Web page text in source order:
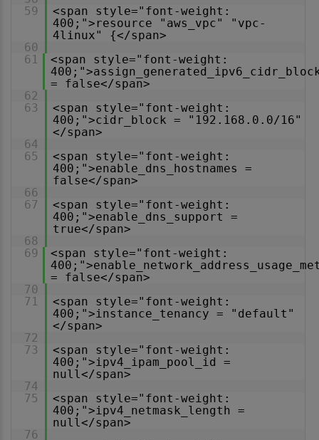
59
<span style="font-weight:
400;">resource "aws_vpc" "vpc-
4linux" {</span>
60
61
<span style="font-weight:
= false</span>
62
63
<span style="font-weight:
400;">cidr_block = "192.168.0.0/16"
</span>
64
65
<span style="font-weight:
400;">enable_dns_hostnames =
false</span>
66
67
<span style="font-weight:
400;">enable_dns_support =
true</span>
68
69
<span style="font-weight:
= false</span>
70
71
<span style="font-weight:
400;">instance_tenancy = "default"
</span>
72
73
<span style="font-weight:
400;">ipv4_ipam_pool_id =
null</span>
74
75
<span style="font-weight:
400;">ipv4_netmask_length =
null</span>
76